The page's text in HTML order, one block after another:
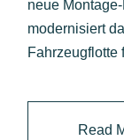
neue
modernisiert
Fahrzeugflotte
Read